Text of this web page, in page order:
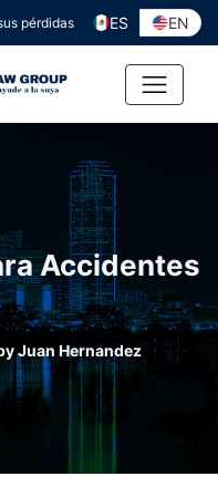
pérdidas ES EN
Accidentes
Juan Hernandez